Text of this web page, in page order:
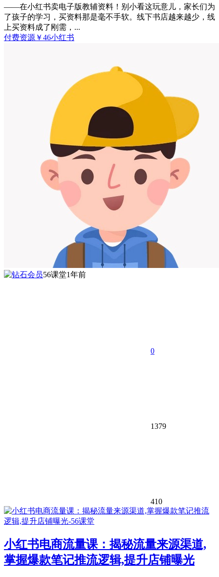
——在小红书卖电子版教辅资料！别小看这玩意儿，家长们为
了孩子的学习，买资料那是毫不手软。线下书店越来越少，线
上买资料成了刚需，...
付费资源 ￥46小红书
56课堂1年前
0
1379
410
小红书电商流量课：揭秘流量来源渠道,
掌握爆款笔记推流逻辑,提升店铺曝光